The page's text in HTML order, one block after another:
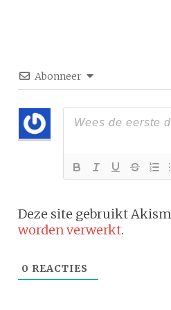
Abonneer
Deze site gebruikt
worden verwerkt.
0 REACTIES